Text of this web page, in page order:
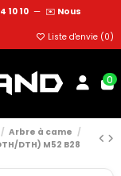
10 10 — ✉️ Nous
Liste d'envie (0)
0
Arbre à came
DTH) M52 B28